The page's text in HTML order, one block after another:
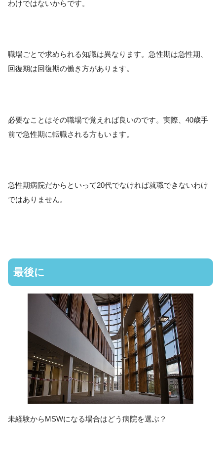
わけではないからです。
職場ごとで求められる知識は異なります。急性期は急性期、
回復期は回復期の働き方があります。
必要なことはその職場で覚えれば良いのです。実際、40歳手
前で急性期に転職される方もいます。
急性期病院だからといって20代でなければ就職できないわけ
ではありません。
最後に
未経験からMSWになる場合はどう病院を選ぶ？